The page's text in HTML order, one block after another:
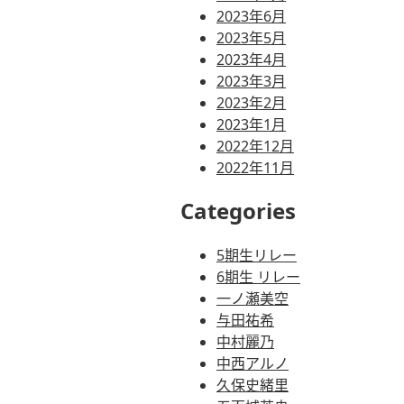
2023年6月
2023年5月
2023年4月
2023年3月
2023年2月
2023年1月
2022年12月
2022年11月
Categories
5期生リレー
6期生 リレー
一ノ瀬美空
与田祐希
中村麗乃
中西アルノ
久保史緒里